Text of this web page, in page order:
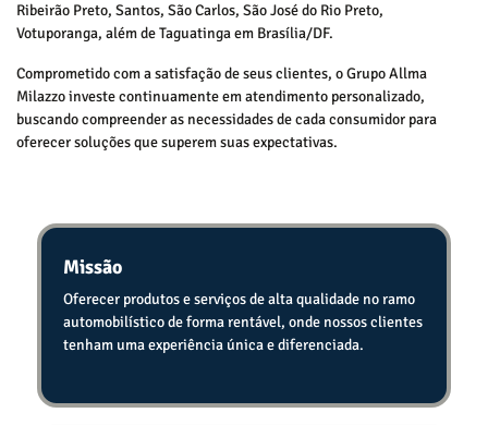
Ribeirão Preto, Santos, São Carlos, São José do Rio Preto,
Votuporanga, além de Taguatinga em Brasília/DF.
Comprometido com a satisfação de seus clientes, o Grupo Allma
Milazzo investe continuamente em atendimento personalizado,
buscando compreender as necessidades de cada consumidor para
oferecer soluções que superem suas expectativas.
Missão
Oferecer produtos e serviços de alta qualidade no ramo
automobilístico de forma rentável, onde nossos clientes
tenham uma experiência única e diferenciada.